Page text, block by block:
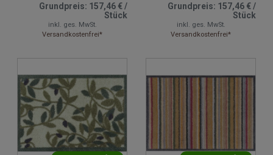
Grundpreis: 157,46 €/
Stück
inkl. ges. MwSt.
Versandkostenfrei*
Grundpreis: 157,46 €/
Stück
inkl. ges. MwSt.
Versandkostenfrei*